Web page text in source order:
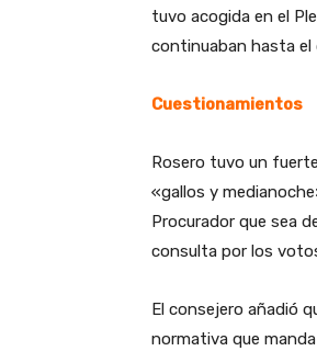
tuvo acogida en el
continuaban hasta el
Cuestionamientos
Rosero tuvo un
«gallos y
Procurador que sea
consulta por los
El consejero añadió
normativa que